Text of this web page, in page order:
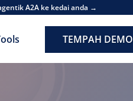
A2A ke kedai anda →
TEMPAH DEMO